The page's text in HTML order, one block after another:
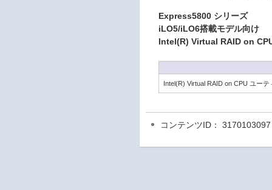
Express5800 シリーズ
iLO5/iLO6搭載モデル向け
Intel(R) Virtual RAID on
Intel(R) Virtual RAID on CPU ユー
コンテンツID： 3170103097